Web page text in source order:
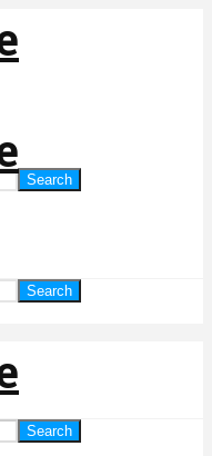
Search
Search
Search